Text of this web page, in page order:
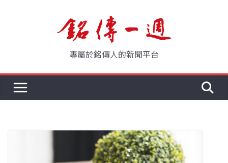
專屬於銘傳人的新聞平台